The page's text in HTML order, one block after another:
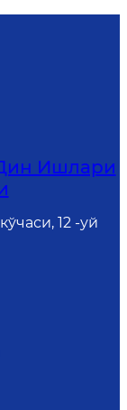
Ишлари
12 -уй